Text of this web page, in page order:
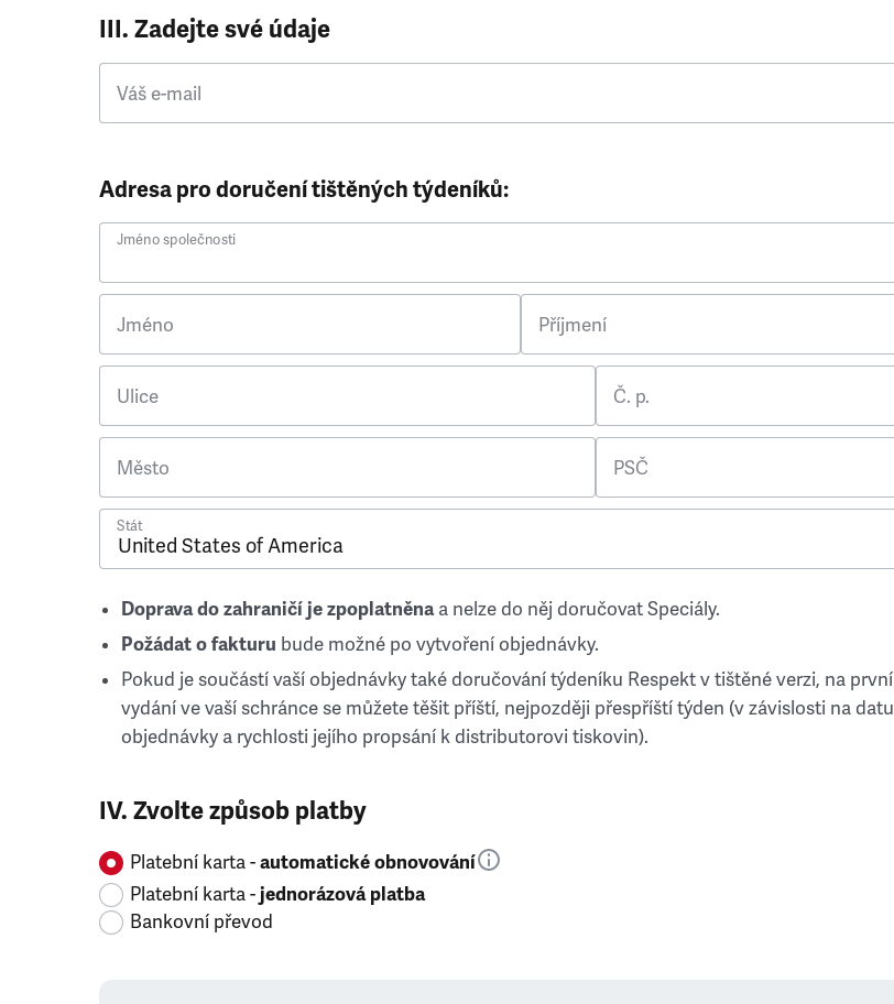
III. Zadejte své údaje
Váš e-mail
Adresa pro doručení tištěných týdeníků:
Jméno společnosti
Jméno Příjmení
Ulice Č. p.
Město PSČ
Stát
Doprava do zahraničí je zpoplatněnaa nelze do něj doručovat Speciály.
Požádat o fakturu bude možné po vytvoření objednávky.
Pokud je součástí vaší objednávky také doručování týdeníku Respekt v tištěné verzi, na první
vydání ve vaší schránce se můžete těšit příští, nejpozději přespříští týden (v závislosti na datu
objednávky a rychlosti jejího propsání k distributorovi tiskovin).
IV. Zvolte způsob platby
Platební karta -automatické obnovování
Platební karta -jednorázová platba
Bankovní převod